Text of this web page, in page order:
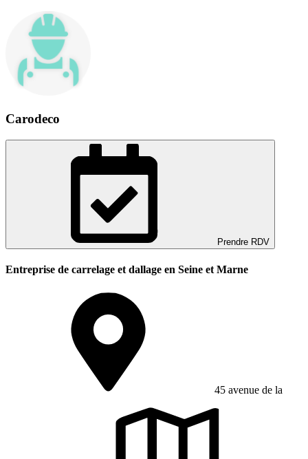
Carodeco
Prendre RDV
Entreprise de carrelage et dallage en Seine et Marne
45 avenue de la